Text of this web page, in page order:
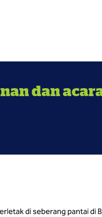
dan
di seberang pantai di